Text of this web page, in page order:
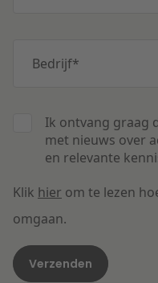
Bedrijf*
Ik ontvang graag
met nieuws over
en relevante
Klik hier om te lezen
omgaan.